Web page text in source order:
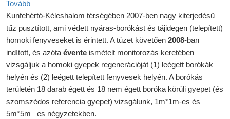
Tovább(Gyepregeneráció leégett homoki fenyves és nyáras-
Kunfehértó-Kéleshalom térségében 2007-ben nagy kiterjedésű
tűz pusztított, ami védett nyáras-borókást és tájidegen (telepített)
homoki fenyveseket is érintett. A tüzet követően 2008-ban
indított, és azóta évente ismételt monitorozás keretében
vizsgáljuk a homoki gyepek regenerációját (1) leégett borókák
helyén és (2) leégett telepített fenyvesek helyén. A borókás
területén 18 darab égett és 18 nem égett boróka körüli gyepet (és
szomszédos referencia gyepet) vizsgálunk, 1m*1m-es és
5m*5m –es négyzetekben.